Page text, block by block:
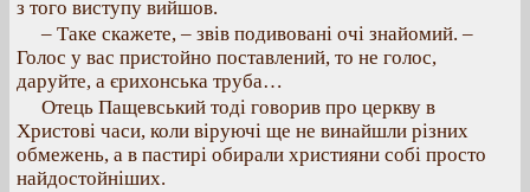
з того виступу вийшов.
– Таке скажете, – звів подивовані очі знайомий. –
Голос у вас пристойно поставлений, то не голос,
даруйте, а єрихонська труба…
Отець Пащевський тоді говорив про церкву в
Христові часи, коли віруючі ще не винайшли різних
обмежень, а в пастирі обирали християни собі просто
найдостойніших.